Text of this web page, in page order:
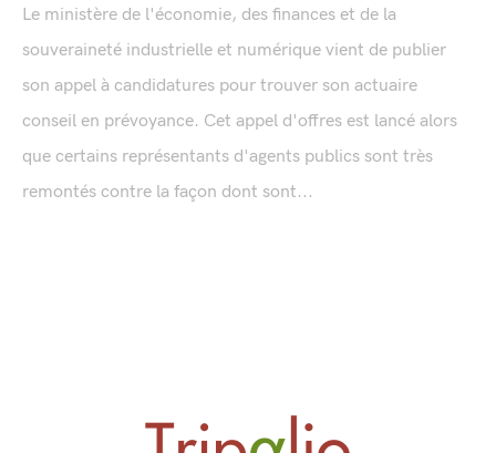
Le ministère de l'économie, des finances et de la
souveraineté industrielle et numérique vient de publier
son appel à candidatures pour trouver son actuaire
conseil en prévoyance. Cet appel d'offres est lancé alors
que certains représentants d'agents publics sont très
remontés contre la façon dont sont...